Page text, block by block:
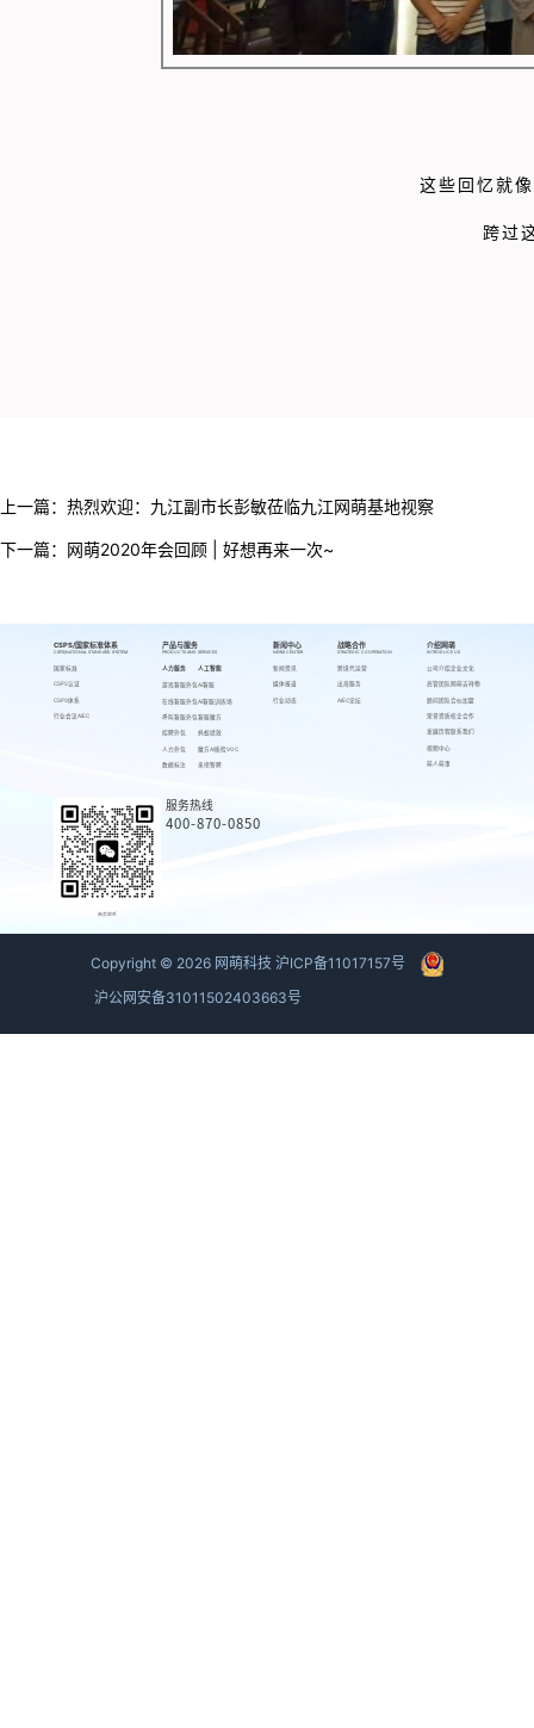
这些回忆就
跨过
上一篇： 热烈欢迎：九江副市长彭敏莅临九江网萌基地视察
下一篇： 网萌2020年会回顾 | 好想再来一次~
CSPS/国家标准体系
CSPS/NATIONAL STANDARD SYSTEM
国家标准
CSPS认证
CSPS体系
行业会议AIEC
产品与服务
PRODUCTS AND SERVICES
人力服务
游戏客服外包
在线客服外包
呼叫客服外包
招聘外包
人力外包
数据标注
人工智能
AI客服
AI客服训练场
客服魔方
蚂蚁绩效
魔方AI质检VOC
来呗智聘
新闻中心
NEWS CENTER
新闻资讯
媒体报道
行业动态
战略合作
STRATEGIC COOPERATION
跨境代运营
出海服务
AIEC论坛
介绍网萌
INTRODUCE US
公司介绍
高管团队
顾问团队
荣誉资质
发展历程
视频中心
萌人萌事
企业文化
网萌吉祥物
合伙加盟
校企合作
联系我们
商务联系
服务热线
400-870-0850
Copyright © 2026 网萌科技 沪ICP备11017157号
沪公网安备31011502403663号